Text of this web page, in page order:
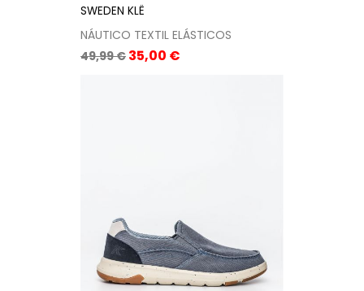
SWEDEN KLË
NÁUTICO TEXTIL ELÁSTICOS
Precio
49,99 € Precio
35,00 €